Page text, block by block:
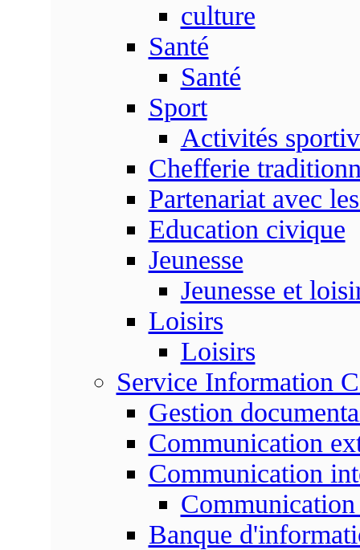
culture
Santé
Santé
Sport
Activités
Chefferie
Partenariat avec
Education civique
Jeunesse
Jeunesse et
Loisirs
Loisirs
Service Information
Gestion
Communication
Communication
Communication
Banque